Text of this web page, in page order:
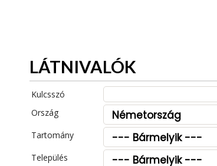
LÁTNIVALÓK
Kulcsszó
Ország
Tartomány
Település